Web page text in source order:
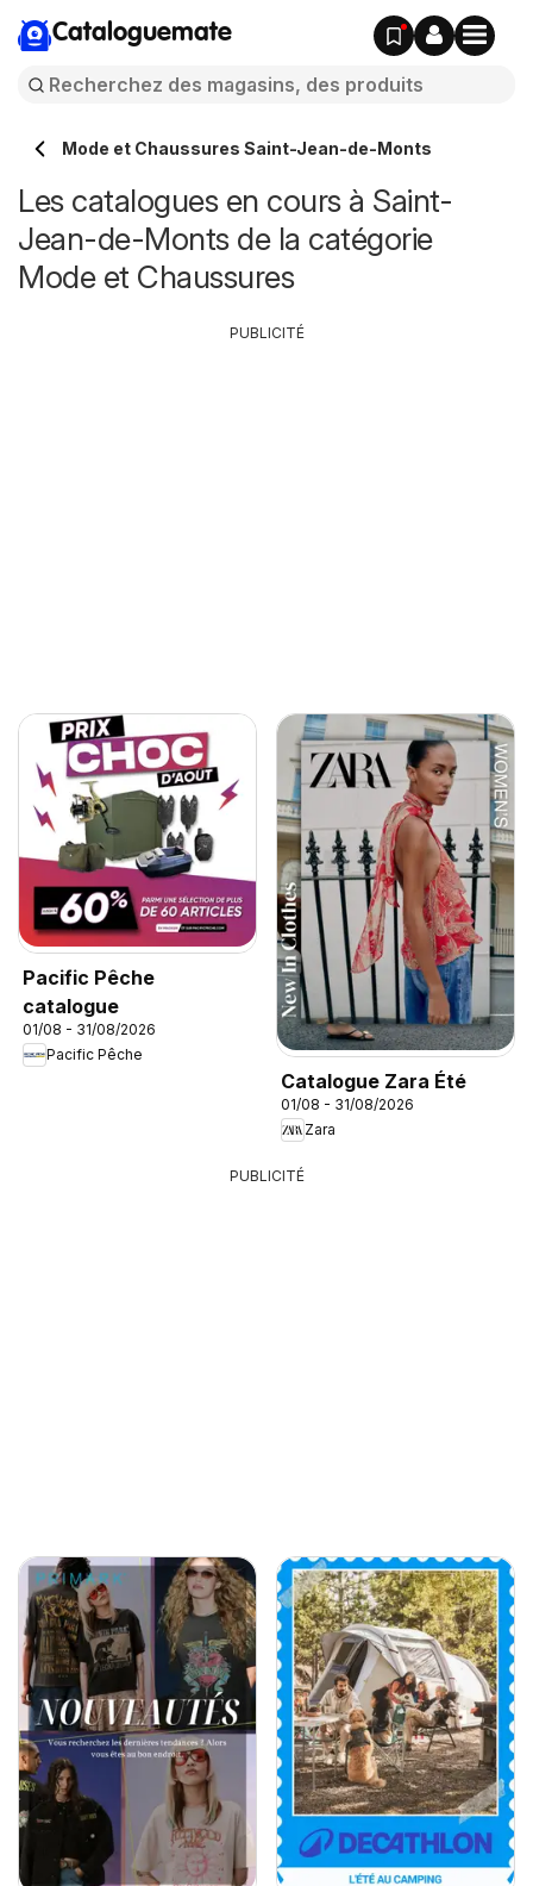
Cataloguemate
Mode et Chaussures Saint-Jean-de-Monts
Les catalogues en cours à Saint-
Jean-de-Monts de la catégorie
Mode et Chaussures
Pacific Pêche
catalogue
01/08 - 31/08/2026
Pacific Pêche
Catalogue Zara Été
01/08 - 31/08/2026
Zara
PUBLICITÉ
PUBLICITÉ